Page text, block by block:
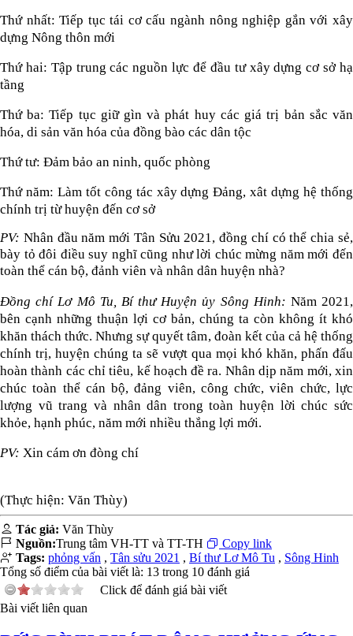
Thứ nhất: Tiếp tục tái cơ cấu ngành nông nghiệp gắn với xây
dựng Nông thôn mới
Thứ hai: Tập trung các nguồn lực để đầu tư xây dựng cơ sở hạ
tầng
Thứ ba: Tiếp tục giữ gìn và phát huy các giá trị bản sắc văn
hóa, di sản văn hóa của đồng bào các dân tộc
Thứ tư: Đảm bảo an ninh, quốc phòng
Thứ năm: Làm tốt công tác xây dựng Đảng, xât dựng hệ thống
chính trị từ huyện đến cơ sở
PV: Nhân đầu năm mới Tân Sửu 2021, đồng chí có thể chia sẻ,
bày tỏ đôi điều suy nghĩ cũng như lời chúc mừng năm mới đến
toàn thể cán bộ, đảnh viên và nhân dân huyện nhà?
Đồng chí Lơ Mô Tu, Bí thư Huyện ủy Sông Hinh: Năm 2021,
bên cạnh những thuận lợi cơ bản, chúng ta còn không ít khó
khăn thách thức. Nhưng sự quyết tâm, đoàn kết của cả hệ thống
chính trị, huyện chúng ta sẽ vượt qua mọi khó khăn, phấn đấu
hoàn thành các chỉ tiêu, kế hoạch đề ra. Nhân dịp năm mới, xin
chúc toàn thể cán bộ, đảng viên, công chức, viên chức, lực
lượng vũ trang và nhân dân trong toàn huyện lời chúc sức
khỏe, hạnh phúc, năm mới nhiều thắng lợi mới.
PV: Xin cám ơn đòng chí
(Thực hiện: Văn Thùy)
Tác giả: Văn Thùy
Nguồn:Trung tâm VH-TT và TT-TH
Copy link
Tags: phỏng vấn , Tân sửu 2021 , Bí thư Lơ Mô Tu , Sông Hinh
Tổng số điểm của bài viết là: 13 trong 10 đánh giá
Click để đánh giá bài viết
Bài viết liên quan